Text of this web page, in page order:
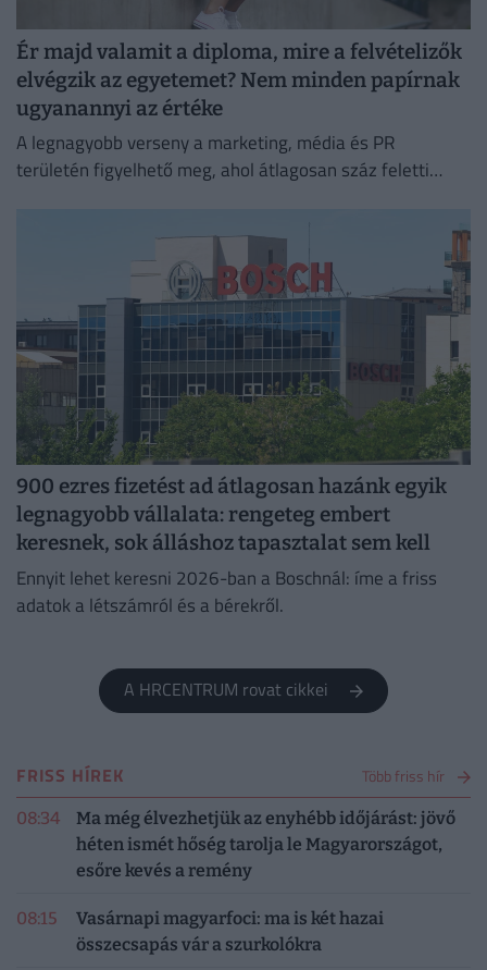
Ér majd valamit a diploma, mire a felvételizők
elvégzik az egyetemet? Nem minden papírnak
ugyanannyi az értéke
A legnagyobb verseny a marketing, média és PR
területén figyelhető meg, ahol átlagosan száz feletti
900 ezres fizetést ad átlagosan hazánk egyik
legnagyobb vállalata: rengeteg embert
keresnek, sok álláshoz tapasztalat sem kell
Ennyit lehet keresni 2026-ban a Boschnál: íme a friss
adatok a létszámról és a bérekről.
A HRCENTRUM rovat cikkei
FRISS HÍREK Több friss hír
08:34
Ma még élvezhetjük az enyhébb időjárást: jövő
héten ismét hőség tarolja le Magyarországot,
esőre kevés a remény
08:15
Vasárnapi magyarfoci: ma is két hazai
összecsapás vár a szurkolókra